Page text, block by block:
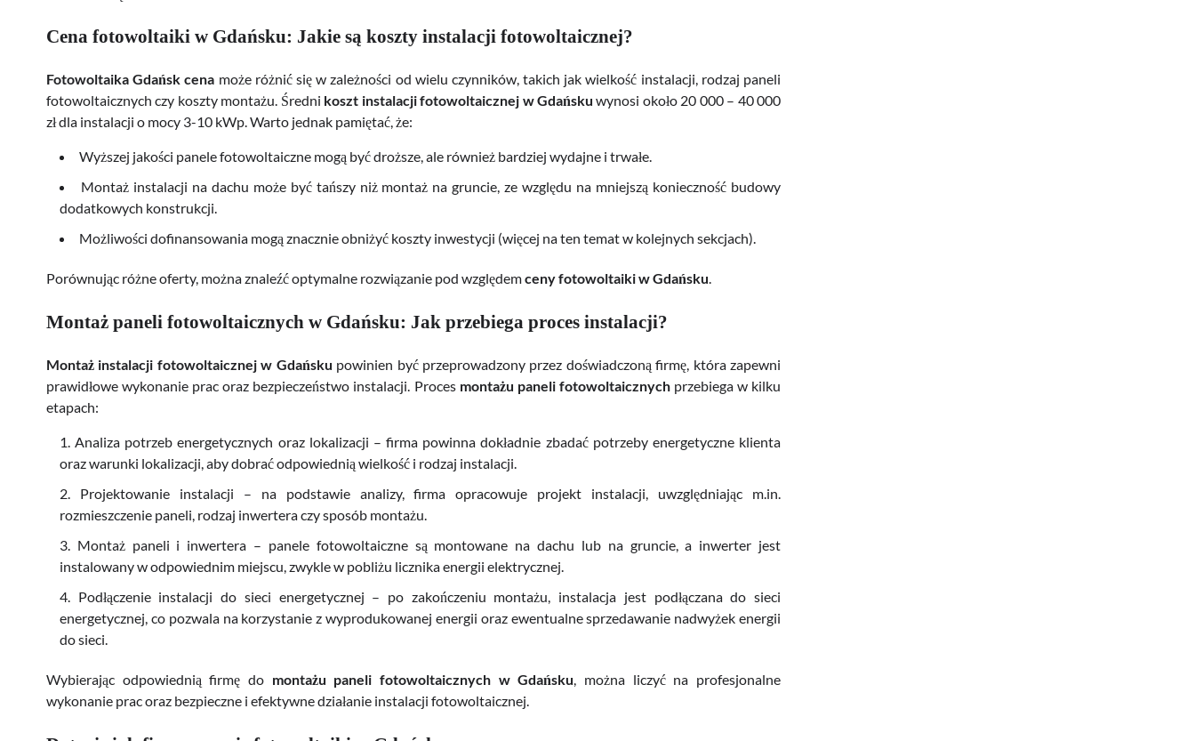
Cena fotowoltaiki w Gdańsku: Jakie są koszty instalacji fotowoltaicznej?
Fotowoltaika Gdańsk cena może różnić się w zależności od wielu czynników, takich jak wielkość instalacji, rodzaj paneli
fotowoltaicznych czy koszty montażu. Średni koszt instalacji fotowoltaicznej w Gdańsku wynosi około 20 000 – 40 000
zł dla instalacji o mocy 3-10 kWp. Warto jednak pamiętać, że:
Wyższej jakości panele fotowoltaiczne mogą być droższe, ale również bardziej wydajne i trwałe.
Montaż instalacji na dachu może być tańszy niż montaż na gruncie, ze względu na mniejszą konieczność budowy
dodatkowych konstrukcji.
Możliwości dofinansowania mogą znacznie obniżyć koszty inwestycji (więcej na ten temat w kolejnych sekcjach).
Porównując różne oferty, można znaleźć optymalne rozwiązanie pod względemceny fotowoltaiki w Gdańsku.
Montaż paneli fotowoltaicznych w Gdańsku: Jak przebiega proces instalacji?
Montaż instalacji fotowoltaicznej w Gdańsku powinien być przeprowadzony przez doświadczoną firmę, która zapewni
prawidłowe wykonanie prac oraz bezpieczeństwo instalacji. Proces montażu paneli fotowoltaicznychprzebiega w kilku
etapach:
Analiza potrzeb energetycznych oraz lokalizacji – firma powinna dokładnie zbadać potrzeby energetyczne klienta
oraz warunki lokalizacji, aby dobrać odpowiednią wielkość i rodzaj instalacji.
Projektowanie instalacji – na podstawie analizy, firma opracowuje projekt instalacji, uwzględniając m.in.
rozmieszczenie paneli, rodzaj inwertera czy sposób montażu.
Montaż paneli i inwertera – panele fotowoltaiczne są montowane na dachu lub na gruncie, a inwerter jest
instalowany w odpowiednim miejscu, zwykle w pobliżu licznika energii elektrycznej.
Podłączenie instalacji do sieci energetycznej – po zakończeniu montażu, instalacja jest podłączana do sieci
energetycznej, co pozwala na korzystanie z wyprodukowanej energii oraz ewentualne sprzedawanie nadwyżek energii
do sieci.
Wybierając odpowiednią firmę do montażu paneli fotowoltaicznych w Gdańsku, można liczyć na profesjonalne
wykonanie prac oraz bezpieczne i efektywne działanie instalacji fotowoltaicznej.